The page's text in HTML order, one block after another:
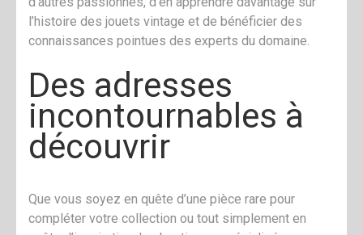
l’histoire des jouets vintage et de bénéficier des
connaissances pointues des experts du domaine.
Des adresses
incontournables à
découvrir
Que vous soyez en quête d’une pièce rare pour
compléter votre collection ou tout simplement en